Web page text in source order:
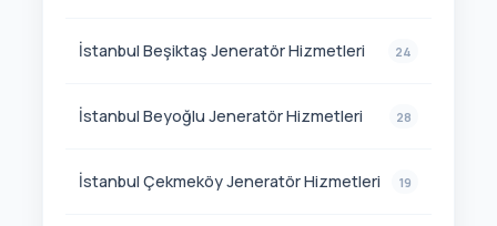
İstanbul Beşiktaş Jeneratör Hizmetleri 24
İstanbul Beyoğlu Jeneratör Hizmetleri 28
İstanbul Çekmeköy Jeneratör Hizmetleri 19